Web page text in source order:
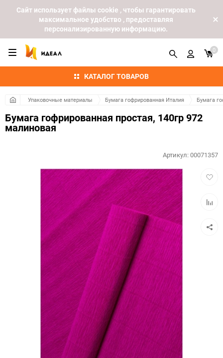
Cайт использует файлы cookie , чтобы гарантировать
максимальное удобство , предоставляя
персонализированную информацию.
КАТАЛОГ ТОВАРОВ
0
Упаковочные материалы Бумага гофрированная Италия Бумага
Бумага гофрированная простая, 140гр 972
малиновая
Артикул:00071357